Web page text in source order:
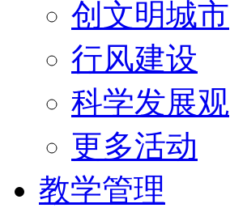
创文明城市
行风建设
科学发展观
更多活动
教学管理